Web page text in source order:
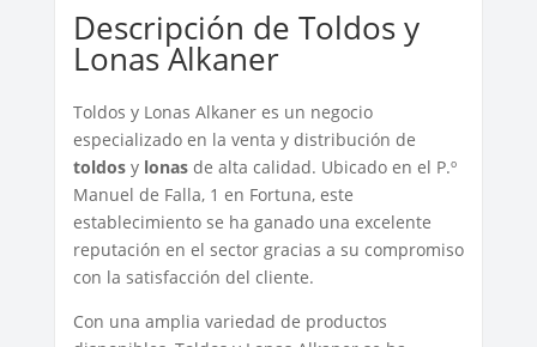
Descripción de Toldos y
Lonas Alkaner
Toldos y Lonas Alkaner es un negocio
especializado en la venta y distribución de
toldosy lonasde alta calidad. Ubicado en el P.º
Manuel de Falla, 1 en Fortuna, este
establecimiento se ha ganado una excelente
reputación en el sector gracias a su compromiso
con la satisfacción del cliente.
Con una amplia variedad de productos